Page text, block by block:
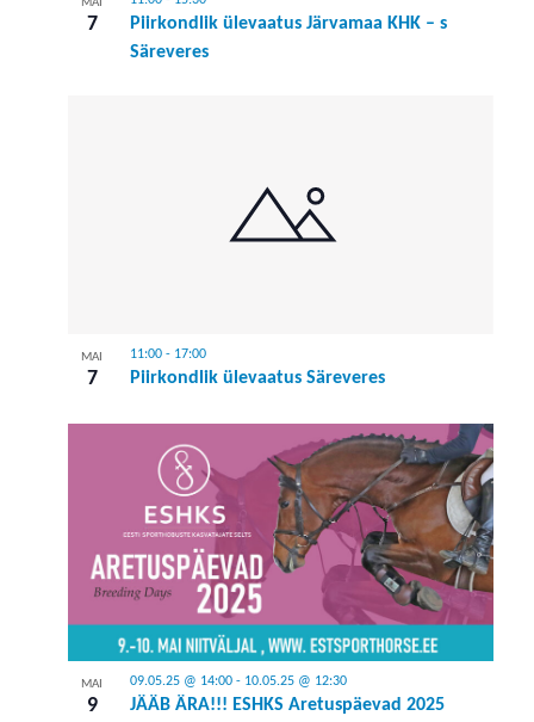
MAI
7
Piirkondlik ülevaatus Järvamaa KHK – s
Säreveres
MAI
7 Piirkondlik ülevaatus Säreveres
11:00- 17:00
MAI
9 JÄÄB ÄRA!!! ESHKS Aretuspäevad 2025
09.05.25 @ 14:00 - 10.05.25 @ 12:30